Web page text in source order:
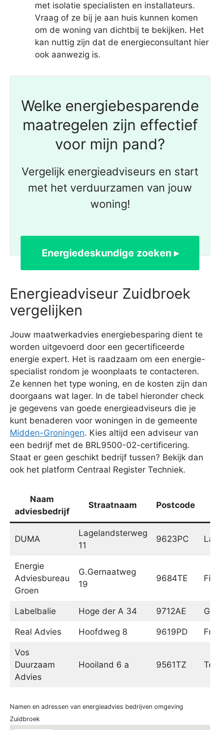
met isolatie specialisten en installateurs.
Vraag of ze bij je aan huis kunnen komen
om de woning van dichtbij te bekijken. Het
kan nuttig zijn dat de energieconsultant hier
ook aanwezig is.
Welke energiebesparende
maatregelen zijn effectief
voor mijn pand?
Vergelijk energieadviseurs en start
met het verduurzamen van jouw
woning!
Energiedeskundige zoeken ▸
Energieadviseur Zuidbroek
vergelijken
Jouw maatwerkadvies energiebesparing dient te
worden uitgevoerd door een gecertificeerde
energie expert. Het is raadzaam om een energie-
specialist rondom je woonplaats te contacteren.
Ze kennen het type woning, en de kosten zijn dan
doorgaans wat lager. In de tabel hieronder check
je gegevens van goede energieadviseurs die je
kunt benaderen voor woningen in de gemeente
Midden-Groningen. Kies altijd een adviseur van
een bedrijf met de BRL9500-02-certificering.
Staat er geen geschikt bedrijf tussen? Bekijk dan
ook het platform Centraal Register Techniek.
Naam
adviesbedrijf
Straatnaam Postcode
DUMA
Lagelandsterweg
11
9623PC
Energie
Adviesbureau
Groen
G.Gernaatweg
19
9684TE
Labelbalie Hoge der A 34 9712AE
Real Advies Hoofdweg 8 9619PD
Vos
Duurzaam
Advies
Hooiland 6 a 9561TZ Ter
Namen en adressen van energieadvies bedrijven omgeving
Zuidbroek